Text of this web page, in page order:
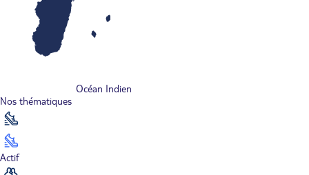
Océan Indien
Nos thématiques
Actif